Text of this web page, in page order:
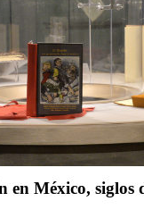
en México, siglos